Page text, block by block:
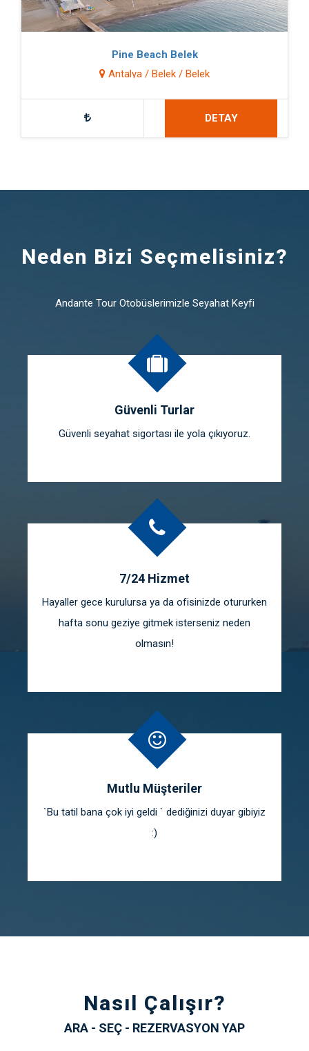
Pine Beach Belek
Antalya / Belek / Belek
DETAY
Neden Bizi Seçmelisiniz?
Andante Tour Otobüslerimizle Seyahat Keyfi
Güvenli Turlar
Güvenli seyahat sigortası ile yola çıkıyoruz.
7/24 Hizmet
Hayaller gece kurulursa ya da ofisinizde otururken
hafta sonu geziye gitmek isterseniz neden
olmasın!
Mutlu Müşteriler
`Bu tatil bana çok iyi geldi ` dediğinizi duyar gibiyiz
:)
Nasıl Çalışır?
ARA - SEÇ - REZERVASYON YAP